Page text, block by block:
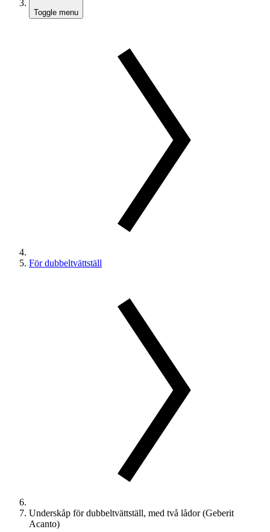
Toggle menu
För dubbeltvättställ
Underskåp för dubbeltvättställ, med två lådor (Geberit
Acanto)